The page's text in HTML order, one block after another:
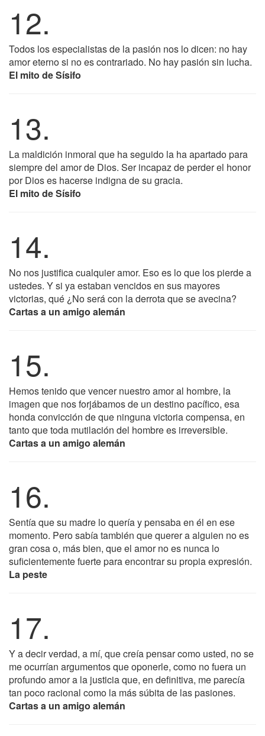
12.
Todos los especialistas de la pasión nos lo dicen: no hay
amor eterno si no es contrariado. No hay pasión sin lucha.
El mito de Sísifo
13.
La maldición inmoral que ha seguido la ha apartado para
siempre del amor de Dios. Ser incapaz de perder el honor
por Dios es hacerse indigna de su gracia.
El mito de Sísifo
14.
No nos justifica cualquier amor. Eso es lo que los pierde a
ustedes. Y si ya estaban vencidos en sus mayores
victorias, qué ¿No será con la derrota que se avecina?
Cartas a un amigo alemán
15.
Hemos tenido que vencer nuestro amor al hombre, la
imagen que nos forjábamos de un destino pacífico, esa
honda convicción de que ninguna victoria compensa, en
tanto que toda mutilación del hombre es irreversible.
Cartas a un amigo alemán
16.
Sentía que su madre lo quería y pensaba en él en ese
momento. Pero sabía también que querer a alguien no es
gran cosa o, más bien, que el amor no es nunca lo
suficientemente fuerte para encontrar su propia expresión.
La peste
17.
Y a decir verdad, a mí, que creía pensar como usted, no se
me ocurrían argumentos que oponerle, como no fuera un
profundo amor a la justicia que, en definitiva, me parecía
tan poco racional como la más súbita de las pasiones.
Cartas a un amigo alemán